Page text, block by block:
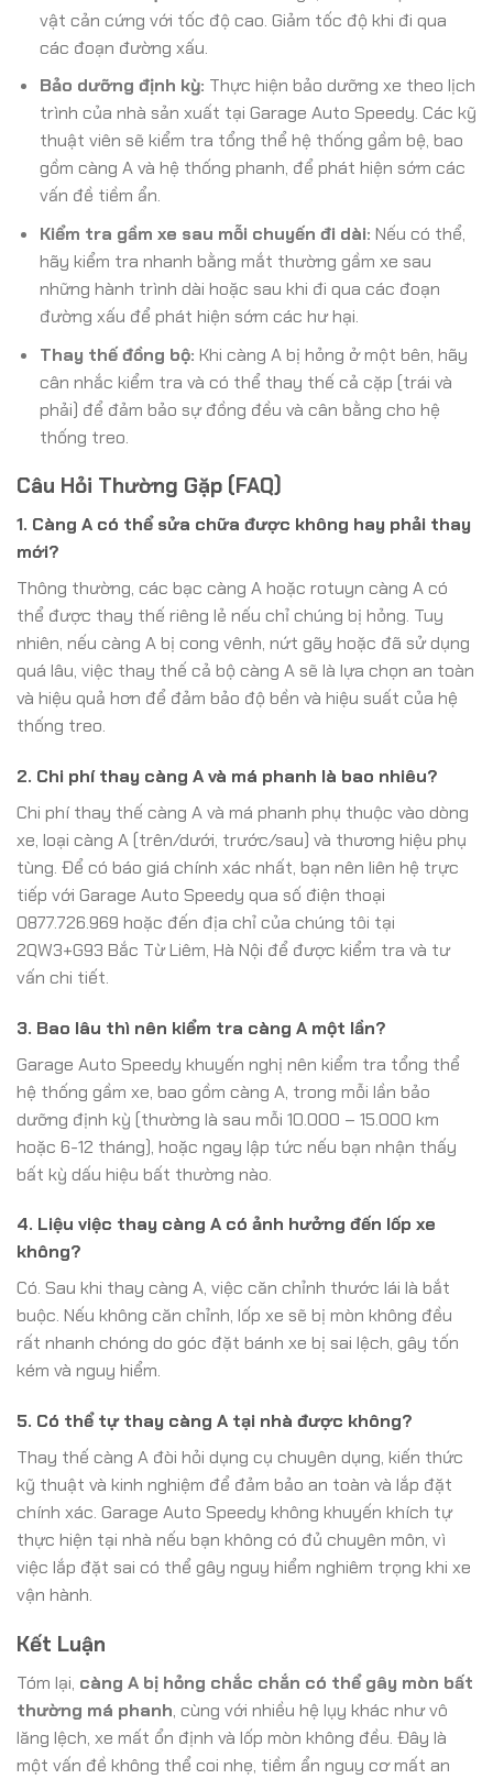
vật cản cứng với tốc độ cao. Giảm tốc độ khi đi qua
các đoạn đường xấu.
Bảo dưỡng định kỳ: Thực hiện bảo dưỡng xe theo lịch
trình của nhà sản xuất tại Garage Auto Speedy. Các kỹ
thuật viên sẽ kiểm tra tổng thể hệ thống gầm bệ, bao
gồm càng A và hệ thống phanh, để phát hiện sớm các
vấn đề tiềm ẩn.
Kiểm tra gầm xe sau mỗi chuyến đi dài: Nếu có thể,
hãy kiểm tra nhanh bằng mắt thường gầm xe sau
những hành trình dài hoặc sau khi đi qua các đoạn
đường xấu để phát hiện sớm các hư hại.
Thay thế đồng bộ: Khi càng A bị hỏng ở một bên, hãy
cân nhắc kiểm tra và có thể thay thế cả cặp (trái và
phải) để đảm bảo sự đồng đều và cân bằng cho hệ
thống treo.
Câu Hỏi Thường Gặp (FAQ)
1. Càng A có thể sửa chữa được không hay phải thay
mới?
Thông thường, các bạc càng A hoặc rotuyn càng A có
thể được thay thế riêng lẻ nếu chỉ chúng bị hỏng. Tuy
nhiên, nếu càng A bị cong vênh, nứt gãy hoặc đã sử dụng
quá lâu, việc thay thế cả bộ càng A sẽ là lựa chọn an toàn
và hiệu quả hơn để đảm bảo độ bền và hiệu suất của hệ
thống treo.
2. Chi phí thay càng A và má phanh là bao nhiêu?
Chi phí thay thế càng A và má phanh phụ thuộc vào dòng
xe, loại càng A (trên/dưới, trước/sau) và thương hiệu phụ
tùng. Để có báo giá chính xác nhất, bạn nên liên hệ trực
tiếp với Garage Auto Speedy qua số điện thoại
0877.726.969 hoặc đến địa chỉ của chúng tôi tại
2QW3+G93 Bắc Từ Liêm, Hà Nội để được kiểm tra và tư
vấn chi tiết.
3. Bao lâu thì nên kiểm tra càng A một lần?
Garage Auto Speedy khuyến nghị nên kiểm tra tổng thể
hệ thống gầm xe, bao gồm càng A, trong mỗi lần bảo
dưỡng định kỳ (thường là sau mỗi 10.000 – 15.000 km
hoặc 6-12 tháng), hoặc ngay lập tức nếu bạn nhận thấy
bất kỳ dấu hiệu bất thường nào.
4. Liệu việc thay càng A có ảnh hưởng đến lốp xe
không?
Có. Sau khi thay càng A, việc căn chỉnh thước lái là bắt
buộc. Nếu không căn chỉnh, lốp xe sẽ bị mòn không đều
rất nhanh chóng do góc đặt bánh xe bị sai lệch, gây tốn
kém và nguy hiểm.
5. Có thể tự thay càng A tại nhà được không?
Thay thế càng A đòi hỏi dụng cụ chuyên dụng, kiến thức
kỹ thuật và kinh nghiệm để đảm bảo an toàn và lắp đặt
chính xác. Garage Auto Speedy không khuyến khích tự
thực hiện tại nhà nếu bạn không có đủ chuyên môn, vì
việc lắp đặt sai có thể gây nguy hiểm nghiêm trọng khi xe
vận hành.
Kết Luận
Tóm lại, càng A bị hỏng chắc chắn có thể gây mòn bất
thường má phanh, cùng với nhiều hệ lụy khác như vô
lăng lệch, xe mất ổn định và lốp mòn không đều. Đây là
một vấn đề không thể coi nhẹ, tiềm ẩn nguy cơ mất an